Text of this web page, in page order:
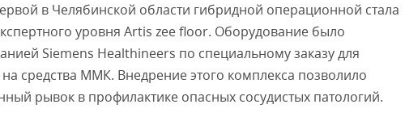
в Челябинской области гибридной операционной стала
уровня Artis zee floor. Оборудование было
Siemens Healthineers по специальному заказу для
средства ММК. Внедрение этого комплекса позволило
рывок в профилактике опасных сосудистых патологий.